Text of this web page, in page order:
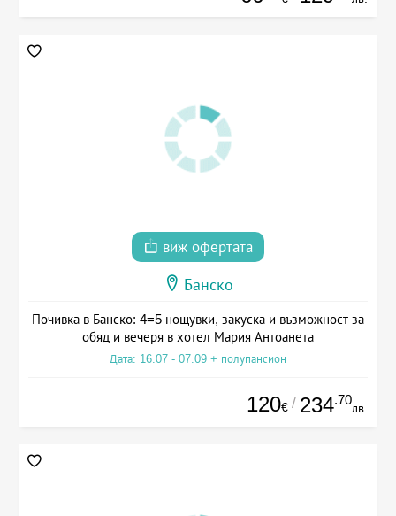
виж офертата
Банско
Почивка в Банско: 4=5 нощувки, закуска и възможност за
обяд и вечеря в хотел Мария Антоанета
Дата: 16.07 - 07.09 + полупансион
120€ / 234.70
лв.